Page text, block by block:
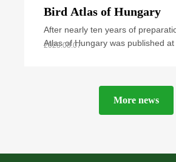
Bird Atlas of Hungary
After nearly ten years of
Atlas of Hungary was published
2023.08.07
More news